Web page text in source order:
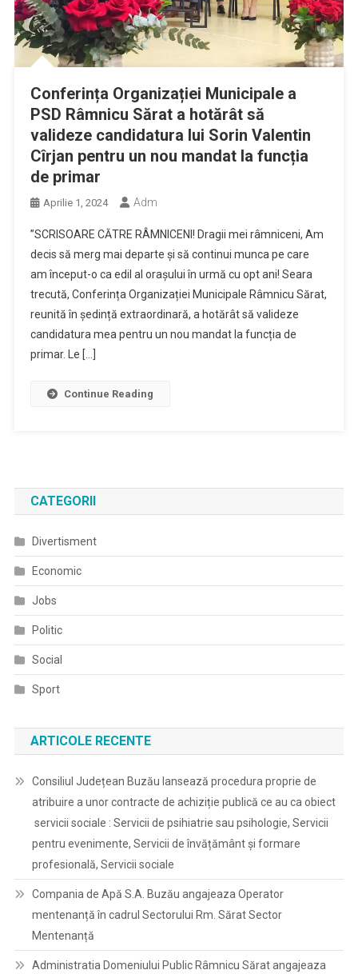
Conferința Organizației Municipale a
PSD Râmnicu Sărat a hotărât să
valideze candidatura lui Sorin Valentin
Cîrjan pentru un nou mandat la funcția
de primar
Aprilie 1, 2024 Adm
”SCRISOARE CĂTRE RÂMNICENI! Dragii mei râmniceni, Am
decis să merg mai departe și să continui munca pe care
am început-o ca edil al orașului în urmă cu opt ani! Seara
trecută, Conferința Organizației Municipale Râmnicu Sărat,
reunită în ședință extraordinară, a hotărât să valideze
candidatura mea pentru un nou mandat la funcția de
primar. Le […]
Continue Reading
CATEGORII
Divertisment
Economic
Jobs
Politic
Social
Sport
ARTICOLE RECENTE
Consiliul Județean Buzău lansează procedura proprie de
atribuire a unor contracte de achiziție publică ce au ca obiect
servicii sociale : Servicii de psihiatrie sau psihologie, Servicii
pentru evenimente, Servicii de învățământ și formare
profesională, Servicii sociale
Compania de Apă S.A. Buzău angajeaza Operator
mentenanță în cadrul Sectorului Rm. Sărat Sector
Mentenanță
Administratia Domeniului Public Râmnicu Sărat angajeaza